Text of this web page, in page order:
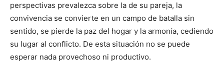
perspectivas prevalezca sobre la de su pareja, la
convivencia se convierte en un campo de batalla sin
sentido, se pierde la paz del hogar y la armonía, cediendo
su lugar al conflicto. De esta situación no se puede
esperar nada provechoso ni productivo.